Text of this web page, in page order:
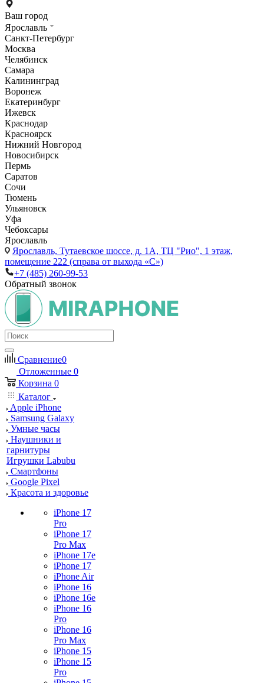
Ваш город
Ярославль
Санкт-Петербург
Москва
Челябинск
Самара
Калининград
Воронеж
Екатеринбург
Ижевск
Краснодар
Красноярск
Нижний Новгород
Новосибирск
Пермь
Саратов
Сочи
Тюмень
Ульяновск
Уфа
Чебоксары
Ярославль
Ярославль, Тутаевское шоссе, д. 1А, ТЦ "Рио", 1 этаж,
помещение 222 (справа от выхода «С»)
+7 (485) 260-99-53
Обратный звонок
Сравнение0
Отложенные 0
Корзина 0
Каталог
Apple iPhone
Samsung Galaxy
Умные часы
Наушники и
гарнитуры
Игрушки Labubu
Смартфоны
Google Pixel
Красота и здоровье
iPhone 17
Pro
iPhone 17
Pro Max
iPhone 17e
iPhone 17
iPhone Air
iPhone 16
iPhone 16e
iPhone 16
Pro
iPhone 16
Pro Max
iPhone 15
iPhone 15
Pro